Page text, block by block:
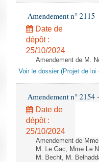
Amendement n° 2115
Date de
dépôt :
25/10/2024
Amendement de M.
Voir le dossier (Projet de
Amendement n° 2154
Date de
dépôt :
25/10/2024
Amendement de
M. Le Gac, Mme Le
M. Becht, M.